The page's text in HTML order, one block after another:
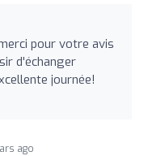
pour votre avis
d'échanger
journée!
ago